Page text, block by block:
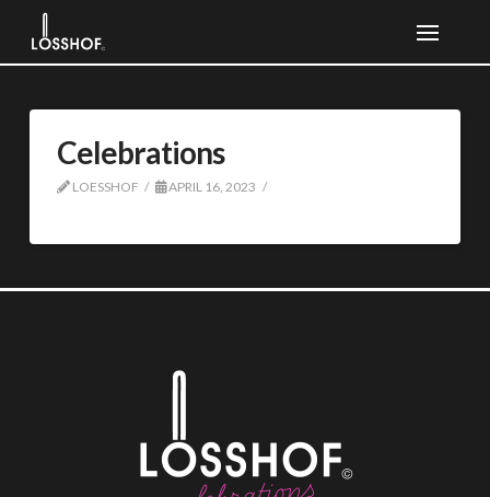
Celebrations
LOESSHOF APRIL 16, 2023